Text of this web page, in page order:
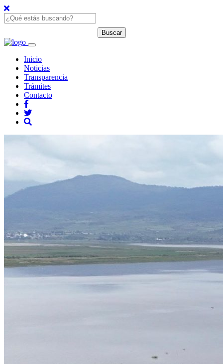
Inicio
Noticias
Transparencia
Trámites
Contacto